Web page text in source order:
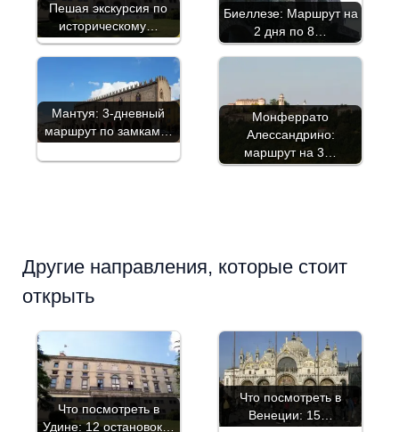
Пешая экскурсия по
историческому…
Биеллезе: Маршрут на
2 дня по 8…
Мантуя: 3-дневный
маршрут по замкам…
Монферрато
Алессандрино:
маршрут на 3…
Другие направления, которые стоит
открыть
Что посмотреть в
Удине: 12 остановок…
Что посмотреть в
Венеции: 15…